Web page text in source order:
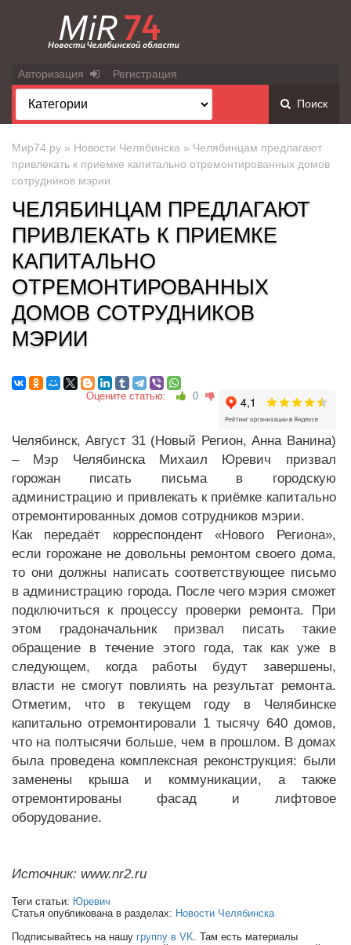
Авторизация Регистрация
Поиск
Мир74.ру » Новости Челябинска » Челябинцам предлагают
привлекать к приемке капитально отремонтированных домов
сотрудников мэрии
ЧЕЛЯБИНЦАМ ПРЕДЛАГАЮТ
ПРИВЛЕКАТЬ К ПРИЕМКЕ
КАПИТАЛЬНО
ОТРЕМОНТИРОВАННЫХ
ДОМОВ СОТРУДНИКОВ
МЭРИИ
Оцените статью: 0
Челябинск, Август 31 (Новый Регион, Анна Ванина)
– Мэр Челябинска Михаил Юревич призвал
горожан писать письма в городскую
администрацию и привлекать к приёмке капитально
отремонтированных домов сотрудников мэрии.
Как передаёт корреспондент «Нового Региона»,
если горожане не довольны ремонтом своего дома,
то они должны написать соответствующее письмо
в администрацию города. После чего мэрия сможет
подключиться к процессу проверки ремонта. При
этом градоначальник призвал писать такие
обращение в течение этого года, так как уже в
следующем, когда работы будут завершены,
власти не смогут повлиять на результат ремонта.
Отметим, что в текущем году в Челябинске
капитально отремонтировали 1 тысячу 640 домов,
что на полтысячи больше, чем в прошлом. В домах
была проведена комплексная реконструкция: были
заменены крыша и коммуникации, а также
отремонтированы фасад и лифтовое
оборудование.
Источник: www.nr2.ru
Теги статьи: Юревич
Статья опубликована в разделах: Новости Челябинска
Подписывайтесь на нашу группу в VK. Там есть материалы